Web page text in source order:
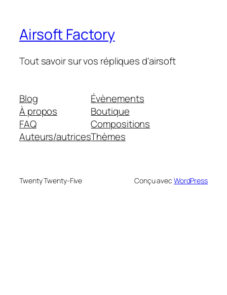
Airsoft Factory
Tout savoir sur vos répliques d'airsoft
Blog
À propos
FAQ
Auteurs/autrices
Évènements
Boutique
Compositions
Thèmes
Twenty Twenty-Five Conçu avec WordPress